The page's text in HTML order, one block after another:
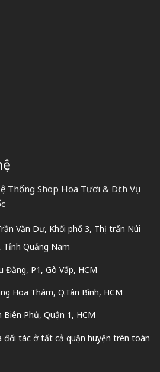
Thống Shop Hoa Tươi & Dịch Vụ
Văn Dư, Khối phố 3, Thị trấn Núi
Tỉnh Quảng Nam
Đăng, P1, Gò Vấp, HCM
Hoa Thám, Q.Tân Bình, HCM
Biên Phủ, Quận 1, HCM
đối tác ở tất cả quận huyện trên toàn